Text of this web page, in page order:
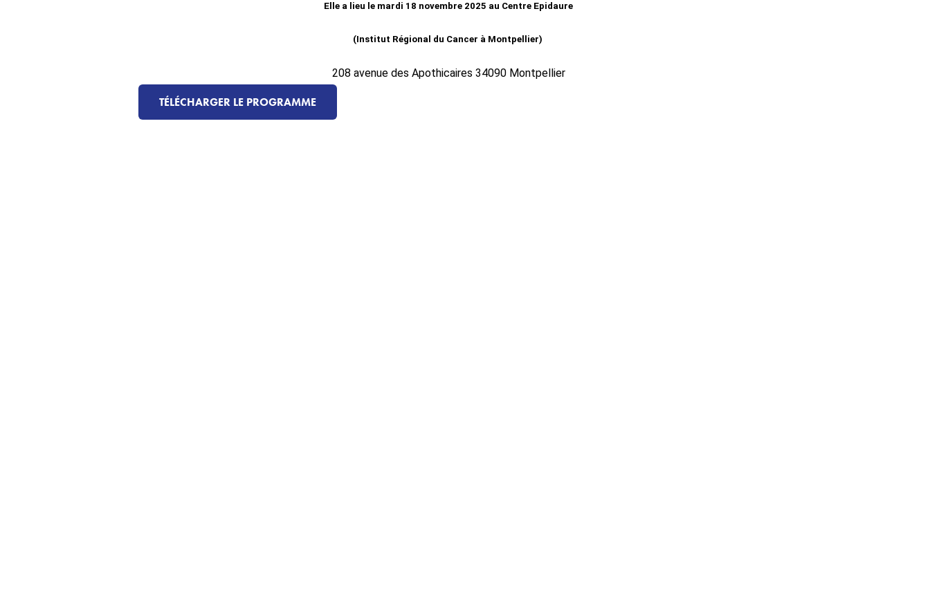
Elle a lieu le mardi 18 novembre 2025 au Centre Epidaure
(Institut Régional du Cancer à Montpellier)
208 avenue des Apothicaires 34090 Montpellier
TÉLÉCHARGER LE PROGRAMME